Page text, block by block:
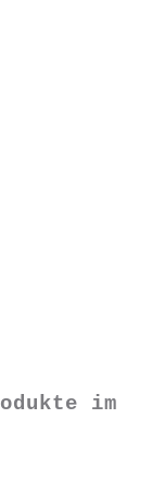
im